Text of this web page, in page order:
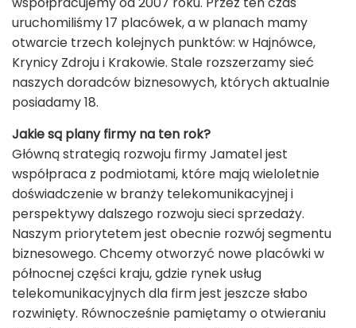
uruchomiliśmy 17 placówek, a w planach mamy
otwarcie trzech kolejnych punktów: w Hajnówce,
Krynicy Zdroju i Krakowie. Stale rozszerzamy sieć
naszych doradców biznesowych, których aktualnie
posiadamy 18.
Jakie są plany firmy na ten rok?
Główną strategią rozwoju firmy Jamatel jest
współpraca z podmiotami, które mają wieloletnie
doświadczenie w branży telekomunikacyjnej i
perspektywy dalszego rozwoju sieci sprzedaży.
Naszym priorytetem jest obecnie rozwój segmentu
biznesowego. Chcemy otworzyć nowe placówki w
północnej części kraju, gdzie rynek usług
telekomunikacyjnych dla firm jest jeszcze słabo
rozwinięty. Równocześnie pamiętamy o otwieraniu